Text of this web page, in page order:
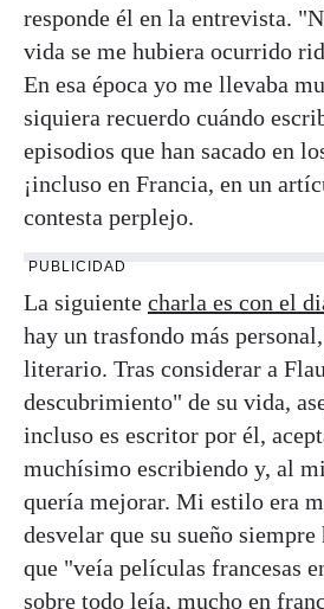
responde él en la entrevista.
vida se me hubiera ocurrido
En esa época yo me llevaba
siquiera recuerdo cuándo
episodios que han sacado en
¡incluso en Francia, en un
contesta perplejo.
PUBLICIDAD
La siguiente charla es con el
hay un trasfondo más
literario. Tras considerar a
descubrimiento" de su vida,
incluso es escritor por él,
muchísimo escribiendo y, al
quería mejorar. Mi estilo era
desvelar que su sueño
que "veía películas francesas
sobre todo leía, mucho en